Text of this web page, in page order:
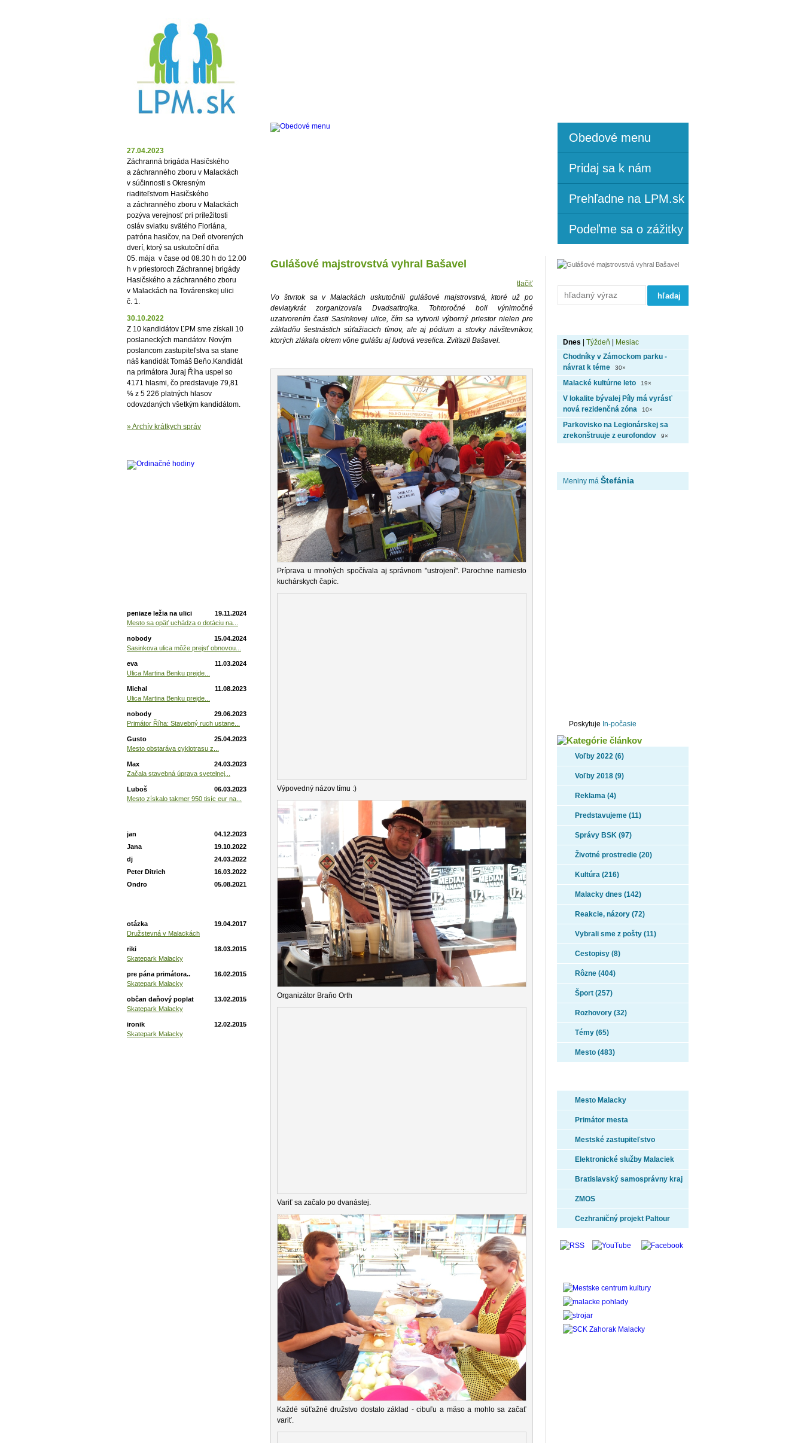
27.04.2023
Záchranná brigáda Hasičského
a záchranného zboru v Malackách
v súčinnosti s Okresným
riaditeľstvom Hasičského
a záchranného zboru v Malackách
pozýva verejnosť pri príležitosti
osláv sviatku svätého Floriána,
patróna hasičov, na Deň otvorených
dverí, ktorý sa uskutoční dňa
05. mája v čase od 08.30 h do 12.00
h v priestoroch Záchrannej brigády
Hasičského a záchranného zboru
v Malackách na Továrenskej ulici
č. 1.
30.10.2022
Z 10 kandidátov ĽPM sme získali 10
poslaneckých mandátov. Novým
poslancom zastupiteľstva sa stane
náš kandidát Tomáš Beňo.Kandidát
na primátora Juraj Říha uspel so
4171 hlasmi, čo predstavuje 79,81
% z 5 226 platných hlasov
odovzdaných všetkým kandidátom.
» Archív krátkych správ
peniaze ležia na ulici
19.11.2024
Mesto sa opäť uchádza o dotáciu na...
nobody
15.04.2024
Sasinkova ulica môže prejsť obnovou...
eva
11.03.2024
Ulica Martina Benku prejde...
Michal
11.08.2023
Ulica Martina Benku prejde...
nobody
29.06.2023
Primátor Říha: Stavebný ruch ustane...
Gusto
25.04.2023
Mesto obstaráva cyklotrasu z...
Max
24.03.2023
Začala stavebná úprava svetelnej...
Luboš
06.03.2023
Mesto získalo takmer 950 tisíc eur na...
jan
04.12.2023
Jana
19.10.2022
dj
24.03.2022
Peter Ditrich
16.03.2022
Ondro
05.08.2021
otázka
19.04.2017
Družstevná v Malackách
riki
18.03.2015
Skatepark Malacky
pre pána primátora..
16.02.2015
Skatepark Malacky
občan daňový poplat
13.02.2015
Skatepark Malacky
ironik
12.02.2015
Skatepark Malacky
Obedové menu
Pridaj sa k nám
Prehľadne na LPM.sk
Podeľme sa o zážitky
Gulášové majstrovstvá vyhral Bašavel
tlačiť
Vo štvrtok sa v Malackách uskutočnili gulášové majstrovstvá, ktoré už po
deviatykrát zorganizovala Dvadsaťtrojka. Tohtoročné boli výnimočné
uzatvorením časti Sasinkovej ulice, čím sa vytvoril výborný priestor nielen pre
základňu šestnástich súťažiacich tímov, ale aj pódium a stovky návštevníkov,
ktorých zlákala okrem vône gulášu aj ľudová veselica. Zvíťazil Bašavel.
Príprava u mnohých spočívala aj správnom "ustrojení". Parochne namiesto
kuchárskych čapíc.
Výpovedný názov tímu :)
Organizátor Braňo Orth
Variť sa začalo po dvanástej.
Každé súťažné družstvo dostalo základ - cibuľu a mäso a mohlo sa začať
variť.
Dnes Týždeň
Mesiac
Chodníky v Zámockom parku -
návrat k téme
30×
Malacké kultúrne leto 19×
V lokalite bývalej Píly má vyrásť
nová rezidenčná zóna
10×
Parkovisko na Legionárskej sa
zrekonštruuje z eurofondov
9×
Meniny má Štefánia
Poskytuje In-počasie
Voľby 2022 (6)
Voľby 2018 (9)
Reklama (4)
Predstavujeme (11)
Správy BSK (97)
Životné prostredie (20)
Kultúra (216)
Malacky dnes (142)
Reakcie, názory (72)
Vybrali sme z pošty (11)
Cestopisy (8)
Rôzne (404)
Šport (257)
Rozhovory (32)
Témy (65)
Mesto (483)
Mesto Malacky
Primátor mesta
Mestské zastupiteľstvo
Elektronické služby Malaciek
Bratislavský samosprávny kraj
ZMOS
Cezhraničný projekt Paltour